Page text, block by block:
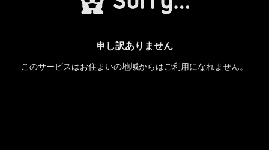
申し訳ありません
このサービスはお住まいの地域からはご利用になれません。